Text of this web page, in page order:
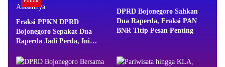
Fraksi PPKN DPRD
Bojonegoro Sepakat Dua
Raperda Jadi Perda, Ini
DPRD Bojonegoro Sahkan
Dua Raperda, Fraksi PAN
BNR Titip Pesan Penting